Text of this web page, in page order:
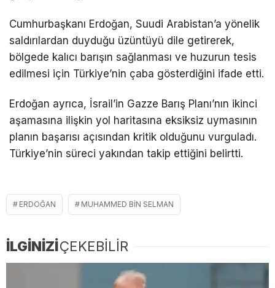
Cumhurbaşkanı Erdoğan, Suudi Arabistan’a yönelik
saldırılardan duyduğu üzüntüyü dile getirerek,
bölgede kalıcı barışın sağlanması ve huzurun tesis
edilmesi için Türkiye’nin çaba gösterdiğini ifade etti.
Erdoğan ayrıca, İsrail’in Gazze Barış Planı’nın ikinci
aşamasına ilişkin yol haritasına eksiksiz uymasının
planın başarısı açısından kritik olduğunu vurguladı.
Türkiye’nin süreci yakından takip ettiğini belirtti.
ERDOĞAN MUHAMMED BIN SELMAN
İLGİNİZİÇEKEBİLİR